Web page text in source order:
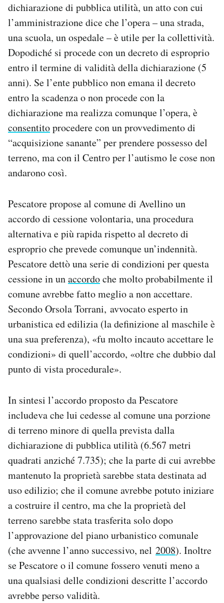
dichiarazione di pubblica utilità, un atto con cui
l’amministrazione dice che l’opera – una strada,
una scuola, un ospedale – è utile per la collettività.
Dopodiché si procede con un decreto di esproprio
entro il termine di validità della dichiarazione (5
anni). Se l’ente pubblico non emana il decreto
entro la scadenza o non procede con la
dichiarazione ma realizza comunque l’opera, è
consentitoprocedere con un provvedimento di
“acquisizione sanante” per prendere possesso del
terreno, ma con il Centro per l’autismo le cose non
andarono così.
Pescatore propose al comune di Avellino un
accordo di cessione volontaria, una procedura
alternativa e più rapida rispetto al decreto di
esproprio che prevede comunque un’indennità.
Pescatore dettò una serie di condizioni per questa
cessione in unaccordoche molto probabilmente il
comune avrebbe fatto meglio a non accettare.
Secondo Orsola Torrani, avvocato esperto in
urbanistica ed edilizia (la definizione al maschile è
una sua preferenza), «fu molto incauto accettare le
condizioni» di quell’accordo, «oltre che dubbio dal
punto di vista procedurale».
In sintesi l’accordo proposto da Pescatore
includeva che lui cedesse al comune una porzione
di terreno minore di quella prevista dalla
dichiarazione di pubblica utilità (6.567 metri
quadrati anziché 7.735); che la parte di cui avrebbe
mantenuto la proprietà sarebbe stata destinata ad
uso edilizio; che il comune avrebbe potuto iniziare
a costruire il centro, ma che la proprietà del
terreno sarebbe stata trasferita solo dopo
l’approvazione del piano urbanistico comunale
(che avvenne l’anno successivo, nel 2008). Inoltre
se Pescatore o il comune fossero venuti meno a
una qualsiasi delle condizioni descritte l’accordo
avrebbe perso validità.